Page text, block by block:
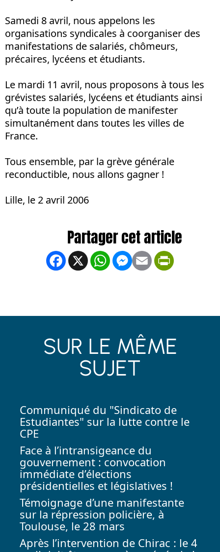
Samedi 8 avril, nous appelons les
organisations syndicales à coorganiser des
manifestations de salariés, chômeurs,
précaires, lycéens et étudiants.
Le mardi 11 avril, nous proposons à tous les
grévistes salariés, lycéens et étudiants ainsi
qu’à toute la population de manifester
simultanément dans toutes les villes de
France.
Tous ensemble, par la grève générale
reconductible, nous allons gagner !
Lille, le 2 avril 2006
Facebook
X WhatsApp
Messenger
Email
SUR LE MÊME
SUJET
Communiqué du "Sindicato de
Estudiantes" sur la lutte contre le
CPE
Face à l’intransigeance du
gouvernement : convocation
immédiate d’élections
présidentielles et législatives !
Témoignage d’une manifestante
sur la répression policière, à
Toulouse, le 28 mars
Après l’intervention de Chirac : le 4